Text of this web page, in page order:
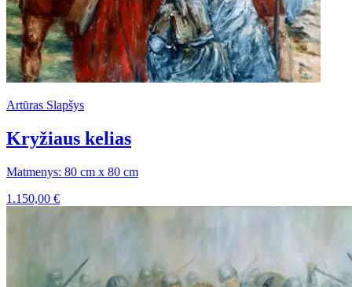
Artūras Slapšys
Kryžiaus kelias
Matmenys: 80 cm x 80 cm
1.150,00 €